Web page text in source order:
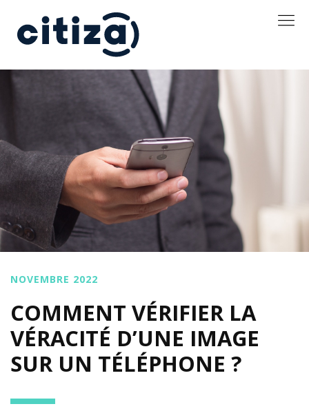
NOVEMBRE 2022
COMMENT VÉRIFIER LA
VÉRACITÉ D’UNE IMAGE
SUR UN TÉLÉPHONE ?